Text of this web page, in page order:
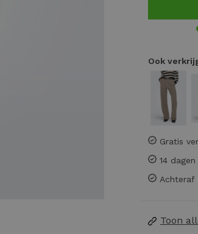
Ook
Gratis
14
Achteraf
Toon